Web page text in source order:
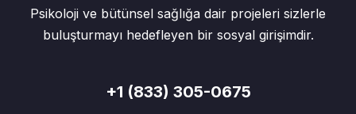
Psikoloji ve bütünsel sağlığa dair projeleri sizlerle
buluşturmayı hedefleyen bir sosyal girişimdir.
+1 (833) 305-0675